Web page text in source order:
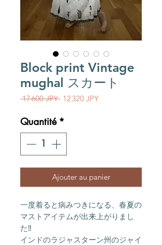
Block print Vintage
mughal スカート
17 600 JPY Prix original
12 320 JPYPrix promotionnel
Quantité *
Ajouter au panier
一度着ると病みつきになる、春夏の
マストアイテムが出来上がりまし
た‼︎
インドのラジャスターン州のジャイ